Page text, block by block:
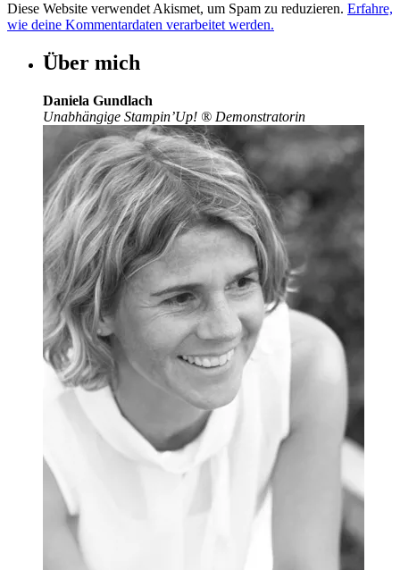
Diese Website verwendet Akismet, um Spam zu reduzieren. Erfahre,
wie deine Kommentardaten verarbeitet werden.
Über mich
Daniela Gundlach
Unabhängige Stampin’Up! ® Demonstratorin